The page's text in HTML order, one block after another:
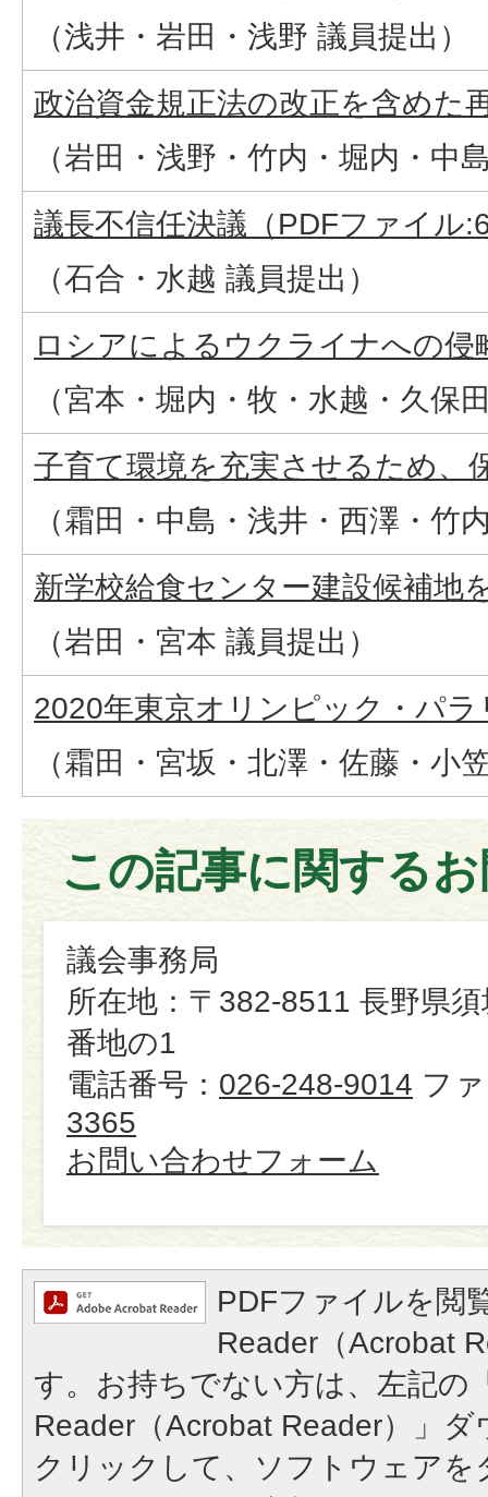
（浅井・岩田・浅野 議員提出）
政治資金規正法の改正を含めた
（岩田・浅野・竹内・堀内・中
議長不信任決議（PDFファイル
（石合・水越 議員提出）
ロシアによるウクライナへの
（宮本・堀内・牧・水越・久保
子育て環境を充実させるため、
（霜田・中島・浅井・西澤・竹
新学校給食センター建設候補地
（岩田・宮本 議員提出）
2020年東京オリンピック・パ
（霜田・宮坂・北澤・佐藤・小
この記事に関する
議会事務局
所在地：〒382-8511 長野県
番地の1
電話番号： 026-248-9014 フ
3365
お問い合わせフォーム
PDFファイルを閲
Reader（Acrobat
す。お持ちでない方は、左記の
Reader（Acrobat Reader）」
クリックして、ソフトウェア